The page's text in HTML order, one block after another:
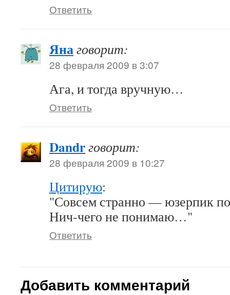
Ответить
Янаговорит:
28 февраля 2009 в 3:07
Ага, и тогда вручную…
Ответить
Dandrговорит:
28 февраля 2009 в 10:27
Цитирую:
Совсем странно — юзерпик
Нич-чего не понимаю…
Ответить
Добавить комментарий